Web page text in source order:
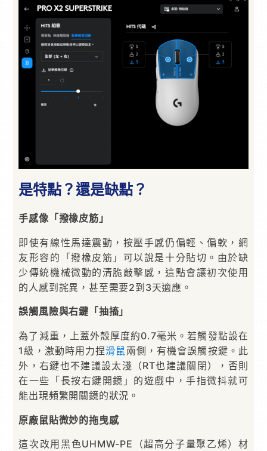
是特點？還是缺點？
手感像「撥橡皮筋」
即使有線性馬達震動，按壓手感仍偏輕、偏軟，網
友形容的「撥橡皮筋」可以說是十分貼切。由於缺
少傳統機械微動的清脆敲擊感，這點會讓初次使用
的人感到詫異，甚至需要2到3天適應。
誤觸風險與右鍵「抽搐」
為了減重，上蓋外殼厚度約0.7毫米。若觸發點設在
1級，激動時用力捏滑鼠兩側，有機會誤觸按鍵。此
外，右鍵也不建議設太淺（RT也建議關閉），否則
在一些「長按右鍵開鏡」的遊戲中，手指微抖就可
能出現頻繁開關鏡的狀況。
原廠鼠貼微妙的拖曳感
這次改用黑色UHMW-PE（超高分子量聚乙烯）材